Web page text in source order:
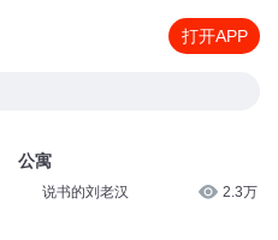
打开APP
公寓
说书的刘老汉 2.3万